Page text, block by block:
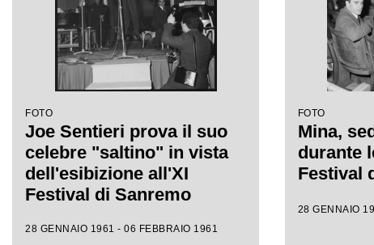
FOTO
Joe Sentieri prova il suo
celebre "saltino" in vista
dell'esibizione all'XI
Festival di Sanremo
28 GENNAIO 1961 - 06 FEBBRAIO 1961
FOTO
Mina,
durante
Festival
28 GENNAIO